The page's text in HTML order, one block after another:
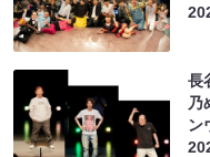
長
乃
ン